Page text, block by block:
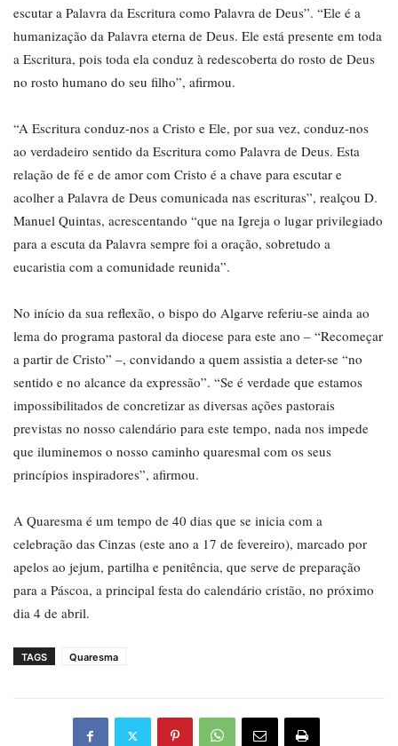
escutar a Palavra da Escritura como Palavra de Deus”. “Ele é a
humanização da Palavra eterna de Deus. Ele está presente em toda
a Escritura, pois toda ela conduz à redescoberta do rosto de Deus
no rosto humano do seu filho”, afirmou.
“A Escritura conduz-nos a Cristo e Ele, por sua vez, conduz-nos
ao verdadeiro sentido da Escritura como Palavra de Deus. Esta
relação de fé e de amor com Cristo é a chave para escutar e
acolher a Palavra de Deus comunicada nas escrituras”, realçou D.
Manuel Quintas, acrescentando “que na Igreja o lugar privilegiado
para a escuta da Palavra sempre foi a oração, sobretudo a
eucaristia com a comunidade reunida”.
No início da sua reflexão, o bispo do Algarve referiu-se ainda ao
lema do programa pastoral da diocese para este ano – “Recomeçar
a partir de Cristo” –, convidando a quem assistia a deter-se “no
sentido e no alcance da expressão”. “Se é verdade que estamos
impossibilitados de concretizar as diversas ações pastorais
previstas no nosso calendário para este tempo, nada nos impede
que iluminemos o nosso caminho quaresmal com os seus
princípios inspiradores”, afirmou.
A Quaresma é um tempo de 40 dias que se inicia com a
celebração das Cinzas (este ano a 17 de fevereiro), marcado por
apelos ao jejum, partilha e penitência, que serve de preparação
para a Páscoa, a principal festa do calendário cristão, no próximo
dia 4 de abril.
TAGS Quaresma